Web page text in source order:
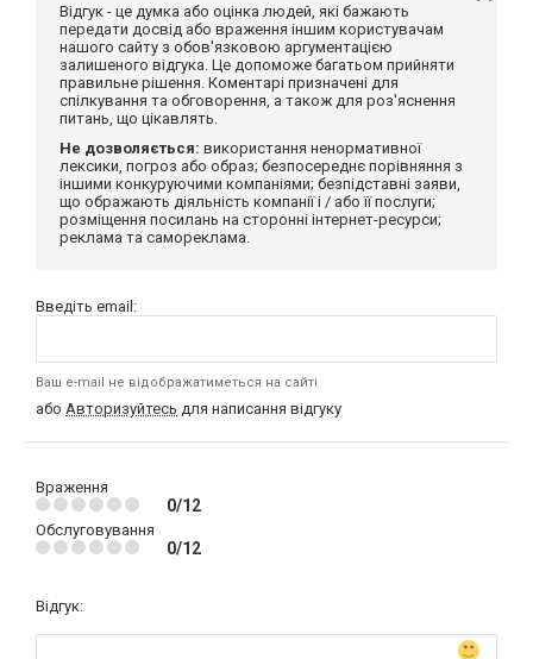
Відгук - це думка або оцінка людей, які бажають
передати досвід або враження іншим користувачам
нашого сайту з обов'язковою аргументацією
залишеного відгука. Це допоможе багатьом прийняти
правильне рішення. Коментарі призначені для
спілкування та обговорення, а також для роз'яснення
питань, що цікавлять.
Не дозволяється: використання ненормативної
лексики, погроз або образ; безпосереднє порівняння з
іншими конкуруючими компаніями; безпідставні заяви,
що ображають діяльність компанії і / або її послуги;
розміщення посилань на сторонні інтернет-ресурси;
реклама та самореклама.
Введіть email:
Ваш e-mail не відображатиметься на сайті
або Авторизуйтесь для написання відгуку
Враження
0/12
Обслуговування
0/12
Відгук: